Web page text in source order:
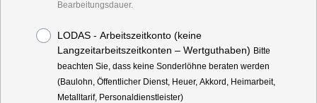
Bearbeitungsdauer.
LODAS - Arbeitszeitkonto (keine
Langzeitarbeitszeitkonten – Wertguthaben) Bitte
beachten Sie, dass keine Sonderlöhne beraten werden
(Baulohn, Öffentlicher Dienst, Heuer, Akkord, Heimarbeit,
Metalltarif, Personaldienstleister)